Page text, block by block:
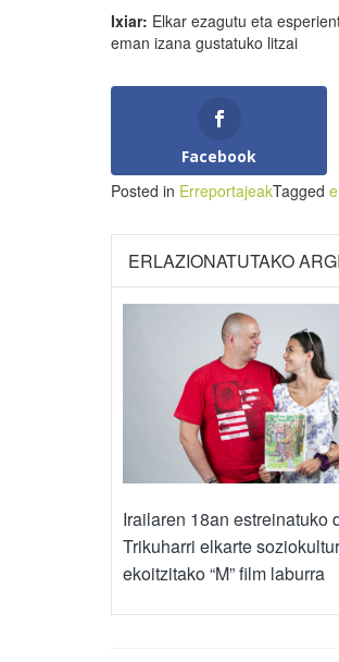
Ixiar: Elkar ezagutu eta
eman izana gustatuko litzai
Facebook
Posted in ErreportajeakTagged
ERLAZIONATUTAKO
Irailaren 18an estreinatuko
Trikuharri elkarte
ekoitzitako “M” film laburra